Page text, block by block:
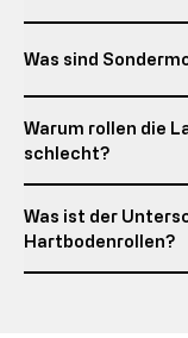
Was sind
Warum rollen die
schlecht?
Was ist der
Hartbodenrollen?